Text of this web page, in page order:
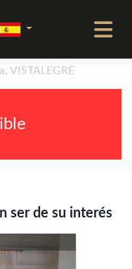
VISTALEGRE
ser de su interés